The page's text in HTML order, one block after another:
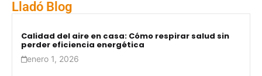
Lladó Blog
Calidad del aire en casa: Cómo respirar salud sin
perder eficiencia energética
enero 1, 2026